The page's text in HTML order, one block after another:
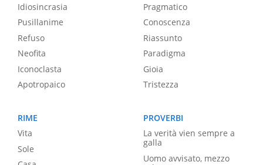
Idiosincrasia
Pusillanime
Refuso
Neofita
Iconoclasta
Apotropaico
Pragmatico
Conoscenza
Riassunto
Paradigma
Gioia
Tristezza
RIME
Vita
Sole
PROVERBI
La verità vien sempre a
galla
Uomo avvisato, mezzo